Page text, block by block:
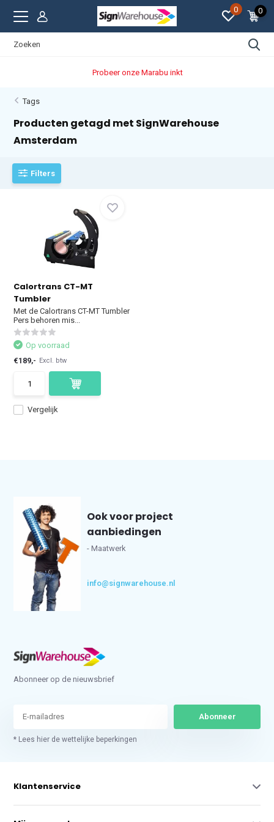
0 0
Probeer onze Marabu inkt
Tags
Producten getagd met SignWarehouse
Amsterdam
Filters
Calortrans CT-MT
Tumbler
Met de Calortrans CT-MT Tumbler
Pers behoren mis...
Vergelijk
Op voorraad
€189,- Excl. btw
Ook voor project
aanbiedingen
- Maatwerk
info@signwarehouse.nl
Abonneer op de nieuwsbrief
Abonneer
* Lees hier de wettelijke beperkingen
Klantenservice